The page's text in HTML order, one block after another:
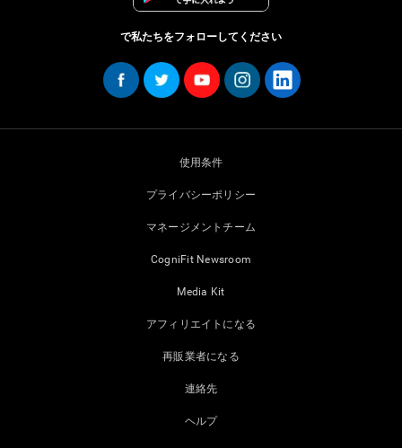
で私たちをフォローしてください
使用条件
プライバシーポリシー
マネージメントチーム
CogniFit Newsroom
Media Kit
アフィリエイトになる
再販業者になる
連絡先
ヘルプ